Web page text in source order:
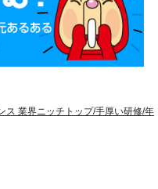
ス 業界ニッチトップ/手厚い研修/年